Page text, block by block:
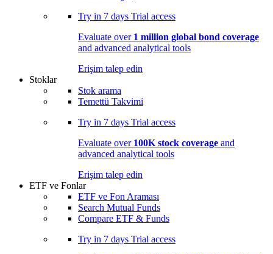
Try in 7 days Trial access
Evaluate over 1 million global bond coverage
and advanced analytical tools
Erişim talep edin
Stoklar
Stok arama
Temettü Takvimi
Try in 7 days Trial access
Evaluate over 100K stock coverage and
advanced analytical tools
Erişim talep edin
ETF ve Fonlar
ETF ve Fon Araması
Search Mutual Funds
Compare ETF & Funds
Try in 7 days Trial access